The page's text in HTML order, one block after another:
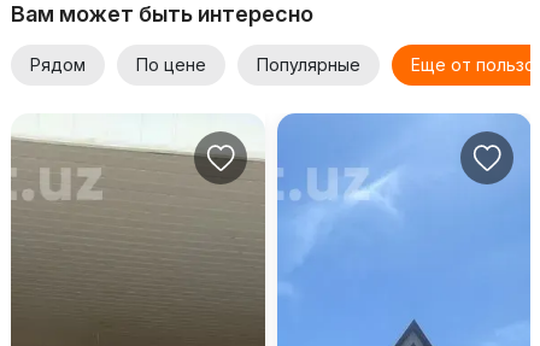
Вам может быть интересно
Рядом По цене Популярные Еще от